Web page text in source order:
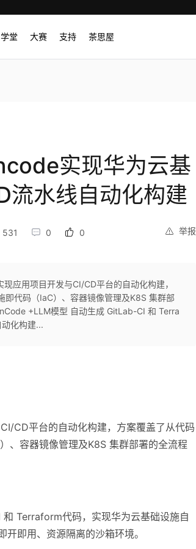
学堂 大赛 支持 茶思屋
实现华为云基
流水线自动化构建
举报
531 0 0
应用项目开发与CI/CD平台的自动化构建，
即代码（IaC）、容器镜像管理及K8S 集群部
+LLM模型 自动生成 GitLab-CI 和 Terra
化构建...
CD平台的自动化构建，方案覆盖了从代码
、容器镜像管理及K8S 集群部署的全流程
Terraform代码，实现华为云基础设施自
即用、资源隔离的沙箱环境。